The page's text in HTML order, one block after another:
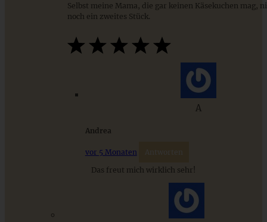
Klassischer Apple-Crumble mit Cantuccini-Streuseln und
Mascarponecreme
Selbst meine Mama, die gar keinen Käsekuchen mag,
noch ein zweites Stück.
A
Andrea
vor 5 Monaten Antworten
Das freut mich wirklich sehr!